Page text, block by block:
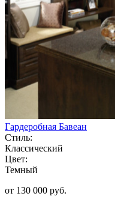
Гардеробная Бавеан
Стиль:
Классический
Цвет:
Темный
от 130 000 руб.